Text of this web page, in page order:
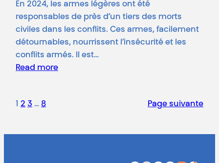
En 2024, les armes légères ont été
responsables de près d’un tiers des morts
civiles dans les conflits. Ces armes, facilement
détournables, nourrissent l’insécurité et les
conflits armés. Il est…
Read more
2 3 … 8 Page suivante